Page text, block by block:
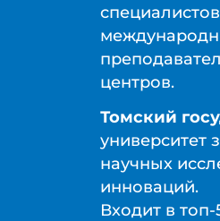
центров.
Томский
университет
научных
инноваций.
Входит в